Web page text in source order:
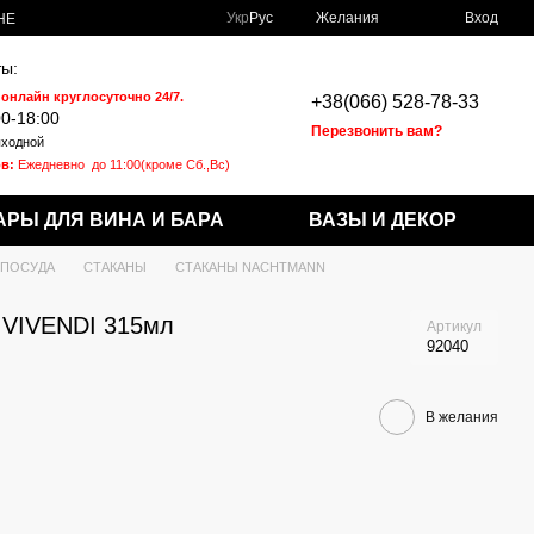
Укр Рус Желания Вход
круглосуточно 24/7.
18:00
Ежедневно до 11:00(кроме Сб.,Вс)
+38(066) 528-78-33
Перезвонить вам?
ДЛЯ ВИНА И БАРА ВАЗЫ И ДЕКОР
СТАКАНЫ
СТАКАНЫ NACHTMANN
315мл Артикул
92040
В желания